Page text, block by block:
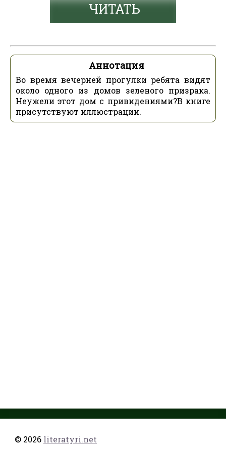
ЧИТАТЬ
Аннотация
Во время вечерней прогулки ребята видят
около одного из домов зеленого призрака.
Неужели этот дом с привидениями?В книге
присутствуют иллюстрации.
© 2026 literatyri.net